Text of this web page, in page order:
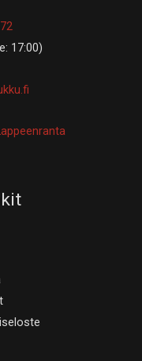
17:00)